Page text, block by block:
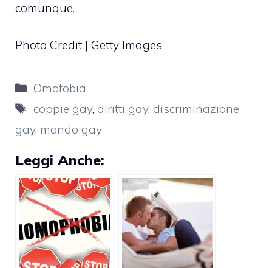
comunque.
Photo Credit | Getty Images
Categorie
Omofobia
Tag
coppie gay, diritti gay, discriminazione
gay, mondo gay
Leggi Anche: